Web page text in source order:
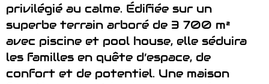
privilégié au calme. Édifiée sur un
superbe terrain arboré de 3 700 m²
avec piscine et pool house, elle séduira
les familles en quête d’espace, de
confort et de potentiel. Une maison